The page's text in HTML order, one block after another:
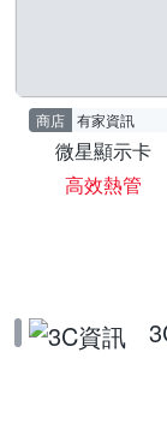
商店 有家資訊
微星顯示卡
高效熱管